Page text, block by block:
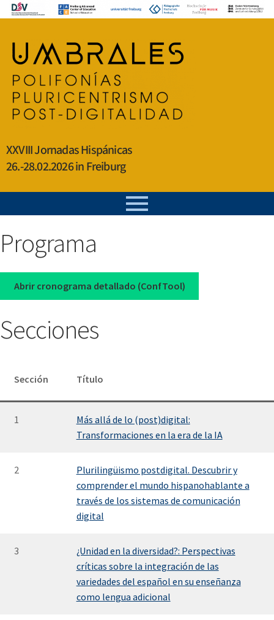
XXVIII Jornadas Hispánicas
26.-28.02.2026 in Freiburg
Programa
Abrir cronograma detallado (ConfTool)
Secciones
Sección Título
1
Más allá de lo (post)digital:
Transformaciones en la era de la IA
2
Plurilingüismo postdigital. Descubrir y
comprender el mundo hispanohablante a
través de los sistemas de comunicación
digital
3
¿Unidad en la diversidad?: Perspectivas
críticas sobre la integración de las
variedades del español en su enseñanza
como lengua adicional